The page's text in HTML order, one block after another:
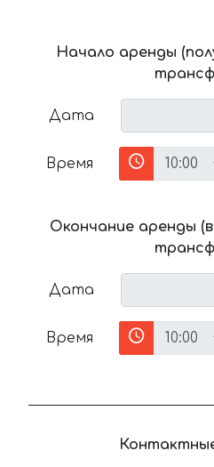
Начало аренды
Дата
Время
Окончание аренды
Дата
Время